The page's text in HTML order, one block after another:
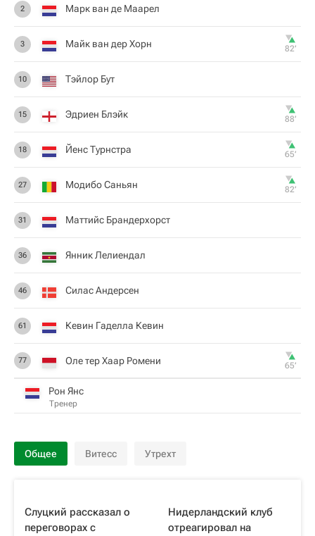
2 Марк ван де Маарел
3 Майк ван дер Хорн 82‎’‎
10 Тэйлор Бут
15 Эдриен Блэйк 88‎’‎
18 Йенс Турнстра 65‎’‎
27 Модибо Саньян 82‎’‎
31 Маттийс Брандерхорст
36 Янник Лелиендал
46 Силас Андерсен
61 Кевин Гаделла Кевин
77 Оле тер Хаар Ромени 65‎’‎
Рон Янс
Тренер
Общее Витесс Утрехт
Слуцкий рассказал о
переговорах с
Нидерландский клуб
отреагировал на